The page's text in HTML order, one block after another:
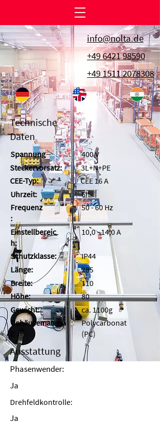
info@nolta.de
+49 6421 98590
+49 1511 2078308
Technische
Daten
Spannung
Steckervorsatz:
CEE-Typ:
Uhrzeit:
Frequenz
:
Einstellbereic
h:
Schutzklasse:
Länge:
Breite:
Höhe:
Gewicht:
Gehäusemateria
400 V
3L+N+PE
CEE 16 A
6h
50 - 60 Hz
10,0 - 14,0 A
IP44
285
110
80
ca. 1100g
Polycarbonat
(PC)
Ausstattung
Phasenwender:
Ja
Drehfeldkontrolle:
Ja